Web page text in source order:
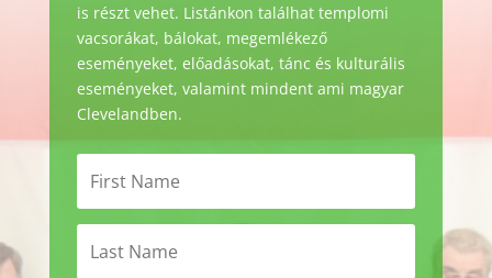
is részt vehet. Listánkon találhat templomi
vacsorákat, bálokat, megemlékező
eseményeket, előadásokat, tánc és kulturális
eseményeket, valamint mindent ami magyar
Clevelandben.